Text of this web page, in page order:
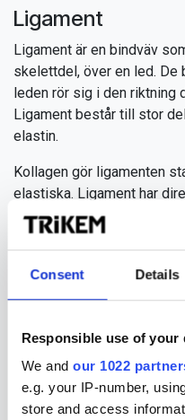
Consent Details
Responsible use of your
We and our 1022
e.g. your IP-number,
store and access
Ligament
Ligament är en bindväv
skelettdel, över en led.
leden rör sig i den riktning
Ligament består till stor
elastin.
Kollagen gör ligamenten
elastiska. Ligament har
blodet ligamentet får sin
exempel på ett ligament.
skelettet via ett
övergår i en sena. Vissa